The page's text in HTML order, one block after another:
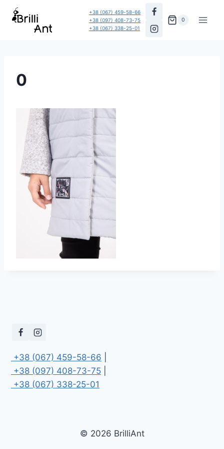
Перейти
+38 (067) 459-58-66
+38 (097) 408-73-75
+38 (067) 338-25-01
0
0
+38 (067) 459-58-66
+38 (097) 408-73-75
+38 (067) 338-25-01
© 2026 BrilliAnt